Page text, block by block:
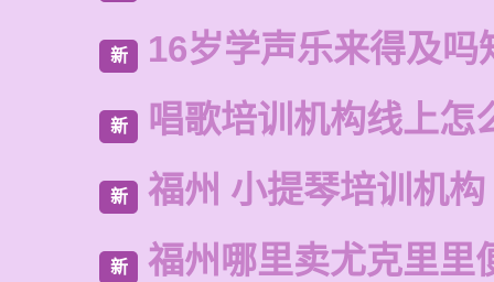
新 16岁学声乐来得及吗
新 唱歌培训机构线上怎
新 福州 小提琴培训机构
新 福州哪里卖尤克里里